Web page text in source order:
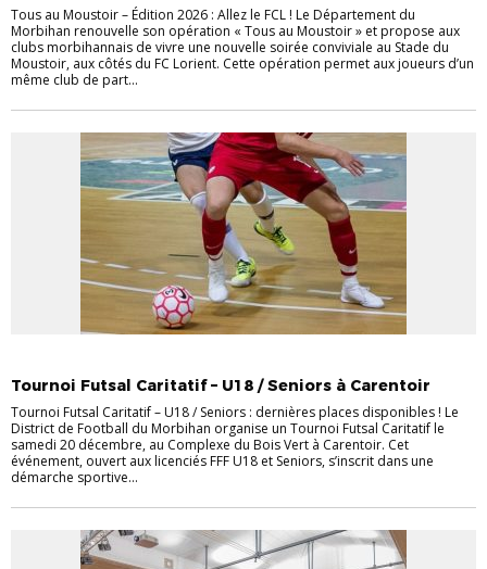
Tous au Moustoir – Édition 2026 : Allez le FCL ! Le Département du
Morbihan renouvelle son opération « Tous au Moustoir » et propose aux
clubs morbihannais de vivre une nouvelle soirée conviviale au Stade du
Moustoir, aux côtés du FC Lorient. Cette opération permet aux joueurs d’un
même club de part...
Tournoi Futsal Caritatif – U18 / Seniors à Carentoir
Tournoi Futsal Caritatif – U18 / Seniors : dernières places disponibles ! Le
District de Football du Morbihan organise un Tournoi Futsal Caritatif le
samedi 20 décembre, au Complexe du Bois Vert à Carentoir. Cet
événement, ouvert aux licenciés FFF U18 et Seniors, s’inscrit dans une
démarche sportive...